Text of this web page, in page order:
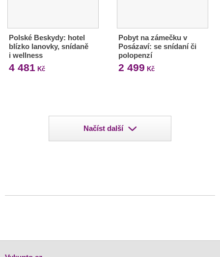
Polské Beskydy: hotel
blízko lanovky, snídaně
i wellness
4 481 Kč
Pobyt na zámečku v
Posázaví: se snídaní či
polopenzí
2 499 Kč
Načíst další